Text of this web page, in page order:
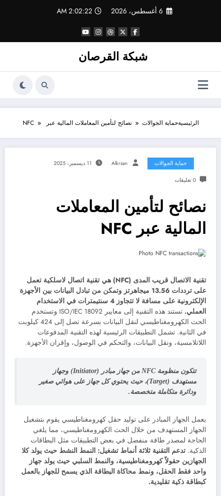
6 أغسطس، 2026 2:02:22 AM
شبكة القرصان
الرئيسيةحماية الجوالات نصائح لتأمين المعاملات المالية عبر NFC
حماية الجوالات Alkrsan 11 ديسمبر، 2025
0 تعليقات
نصائح لتأمين المعاملات
المالية عبر NFC
تقنية الاتصال قريب المدى (NFC) هي تقنية اتصال لاسلكية تعمل
على ترددات 13.
56 ميجاهرتز وتمكن من تبادل البيانات بين الأجهزة
الإلكترونية على مسافة لا تتجاوز 4 سنتيمترات في الاستخدام
العملي.
تستند هذه التقنية إلى معايير ISO/IEC 18092 وتستخدم
الحث الكهرومغناطيسي لنقل البيانات بسرعة تصل إلى 424 كيلوبت
في الثانية. تشمل التطبيقات الرئيسية لهذه التقنية المدفوعات
اللاتلامسية، ونقل البيانات، والتحكم في الوصول، وإقران الأجهزة.
تتكون منظومة NFC من جهاز مبادر (Initiator) وجهاز
مستهدف (Target)، حيث يحتوي كل جهاز على هوائي صغير
ودائرة متكاملة متخصصة.
يعمل الجهاز المبادر على توليد حقل كهرومغناطيسي يقوم بتشغيل
الجهاز المستهدف من خلال الحث الكهرومغناطيسي، مما يلغي
الحاجة لمصدر طاقة منفصل في بعض التطبيقات مثل البطاقات
الذكية. تدعم التقنية ثلاثة أنماط تشغيل: النمط النشط حيث يولد كلا
الجهازين حقولاً كهرومغناطيسية، والنمط السلبي حيث يولد جهاز
واحد فقط الحقل، ونمط محاكاة البطاقة الذي يسمح للجهاز بالعمل
كبطاقة ذكية تقليدية.